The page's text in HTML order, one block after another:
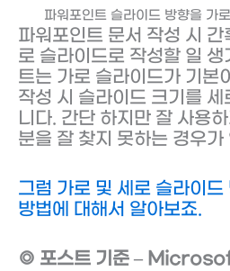
파워포인트 슬라이드 방향을 가
파워포인트 문서 작성 시 간
로 슬라이드로 작성할 일
트는 가로 슬라이드가 기본
작성 시 슬라이드 크기를
니다. 간단 하지만 잘 사용
분을 잘 찾지 못하는 경우
그럼 가로 및 세로 슬라이
방법에 대해서 알아보죠.
◎ 포스트 기준 –